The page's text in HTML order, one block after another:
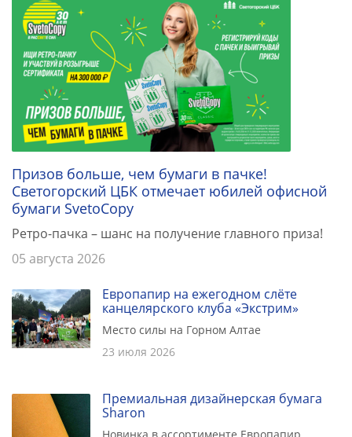
Призов больше, чем бумаги в пачке!
Светогорский ЦБК отмечает юбилей офисной
бумаги SvetoCopy
Ретро-пачка – шанс на получение главного приза!
05 августа 2026
Европапир на ежегодном слёте
канцелярского клуба «Экстрим»
Место силы на Горном Алтае
23 июля 2026
Премиальная дизайнерская бумага
Sharon
Новинка в ассортименте Европапир